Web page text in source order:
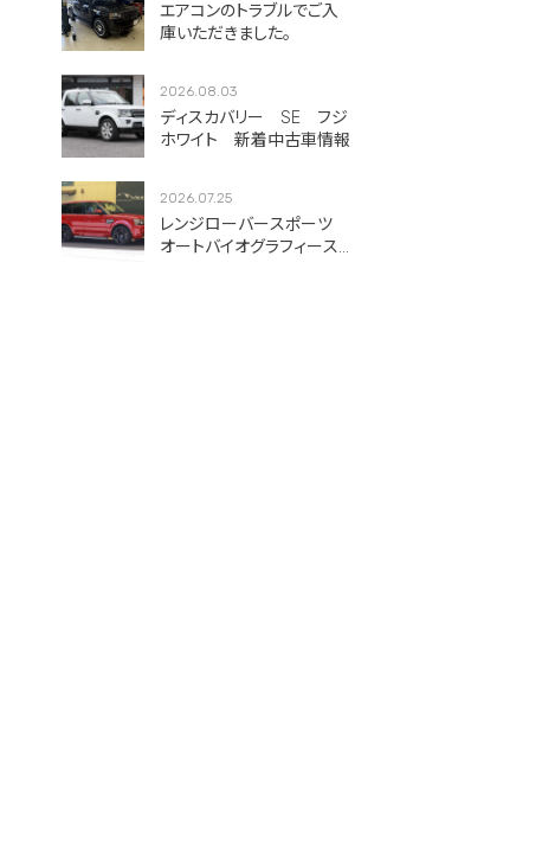
エアコンのトラブルでご入
庫いただきました。
2026.08.03
ディスカバリー SE フジ
ホワイト 新着中古車情報
2026.07.25
レンジローバースポーツ
オートバイオグラフィース